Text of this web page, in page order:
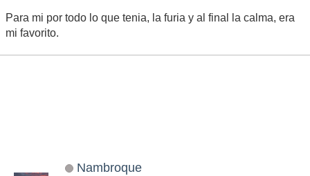
Para mi por todo lo que tenia, la furia y al final la calma, era
mi favorito.
Nambroque